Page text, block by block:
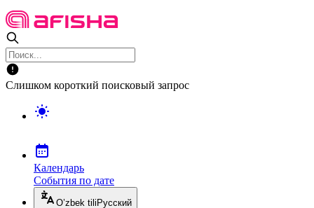
Слишком короткий поисковый запрос
Календарь
События по дате
O’zbek tili Русский